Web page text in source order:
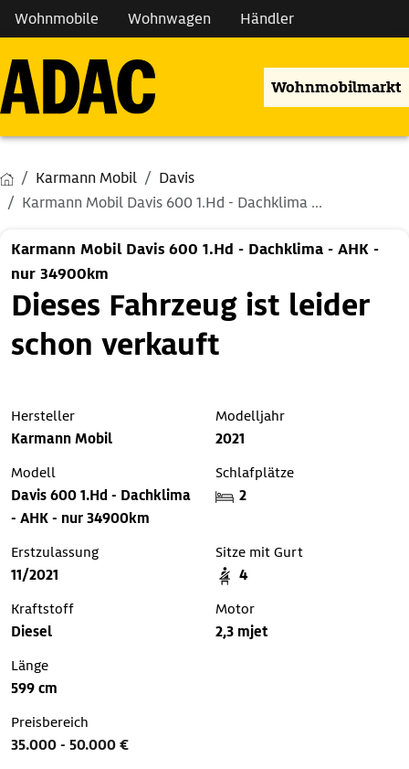
Wohnmobile Wohnwagen Händler
Wohnmobilmarkt
Karmann Mobil
Davis
Karmann Mobil Davis 600 1.Hd - Dachklima ...
Karmann Mobil Davis 600 1.Hd - Dachklima - AHK -
nur 34900km
Dieses Fahrzeug ist leider
schon verkauft
Hersteller
Karmann Mobil
Modelljahr
2021
Modell
Davis 600 1.Hd - Dachklima
- AHK - nur 34900km
Schlafplätze
2
Erstzulassung
11/2021
Sitze mit Gurt
4
Kraftstoff
Diesel
Motor
2,3 mjet
Länge
599 cm
Preisbereich
35.000 - 50.000 €